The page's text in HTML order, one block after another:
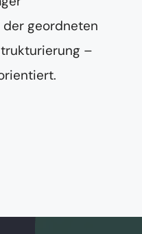
geordneten
–